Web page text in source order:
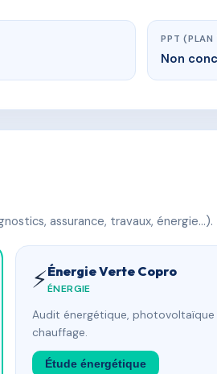
PPT (PLAN
Non
assurance, travaux, énergie…).
⚡Énergie Verte Copro
ÉNERGIE
Audit énergétique,
chauffage.
Étude énergétique